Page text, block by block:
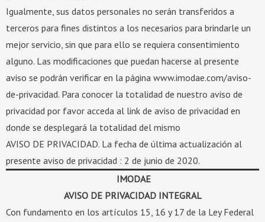
Igualmente, sus datos personales no serán transferidos a
terceros para fines distintos a los necesarios para brindarle un
mejor servicio, sin que para ello se requiera consentimiento
alguno. Las modificaciones que puedan hacerse al presente
aviso se podrán verificar en la página www.imodae.com/aviso-
de-privacidad. Para conocer la totalidad de nuestro aviso de
privacidad por favor acceda al link de aviso de privacidad en
donde se desplegará la totalidad del mismo
AVISO DE PRIVACIDAD. La fecha de última actualización al
presente aviso de privacidad : 2 de junio de 2020.
IMODAE
AVISO DE PRIVACIDAD INTEGRAL
Con fundamento en los artículos 15, 16 y 17 de la Ley Federal